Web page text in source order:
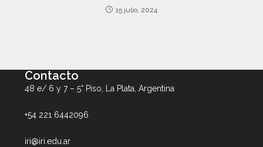
15 julio, 2024
Contacto
48 e/ 6 y 7 – 5° Piso, La Plata, Argentina
+54 221 6442096
iri@iri.edu.ar